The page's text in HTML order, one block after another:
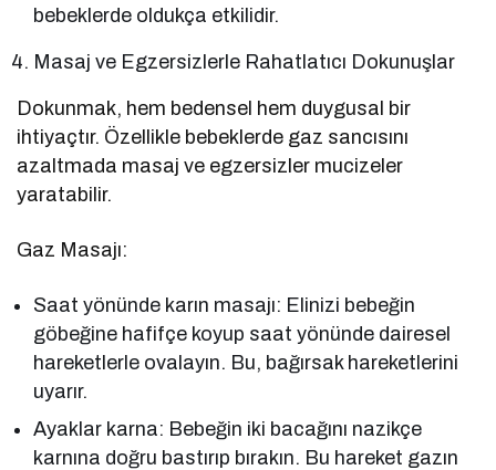
bebeklerde oldukça etkilidir.
Masaj ve Egzersizlerle Rahatlatıcı Dokunuşlar
Dokunmak, hem bedensel hem duygusal bir
ihtiyaçtır. Özellikle bebeklerde gaz sancısını
azaltmada masaj ve egzersizler mucizeler
yaratabilir.
Gaz Masajı:
Saat yönünde karın masajı: Elinizi bebeğin
göbeğine hafifçe koyup saat yönünde dairesel
hareketlerle ovalayın. Bu, bağırsak hareketlerini
uyarır.
Ayaklar karna: Bebeğin iki bacağını nazikçe
karnına doğru bastırıp bırakın. Bu hareket gazın